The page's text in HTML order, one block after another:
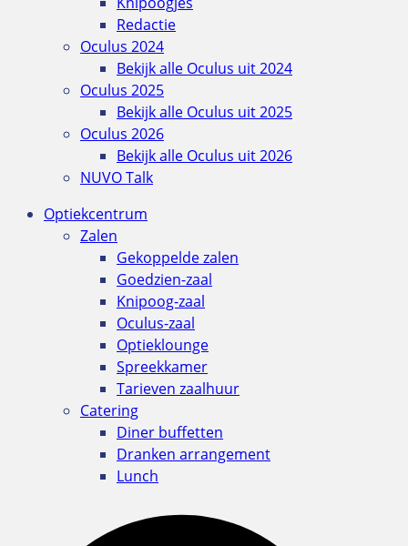
Redactie
Oculus 2024
Bekijk alle Oculus uit 2024
Oculus 2025
Bekijk alle Oculus uit 2025
Oculus 2026
Bekijk alle Oculus uit 2026
NUVO Talk
Optiekcentrum
Zalen
Gekoppelde zalen
Goedzien-zaal
Knipoog-zaal
Oculus-zaal
Optieklounge
Spreekkamer
Tarieven zaalhuur
Catering
Diner buffetten
Dranken arrangement
Lunch